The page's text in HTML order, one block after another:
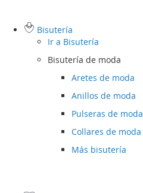
Bisutería
Ir a Bisutería
Bisutería de moda
Aretes de moda
Anillos de moda
Pulseras de moda
Collares de moda
Más bisutería